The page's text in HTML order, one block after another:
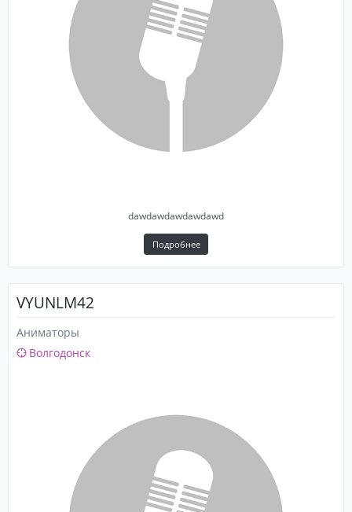
dawdawdawdawdawd
Подробнее
VYUNLM42
Аниматоры
Волгодонск